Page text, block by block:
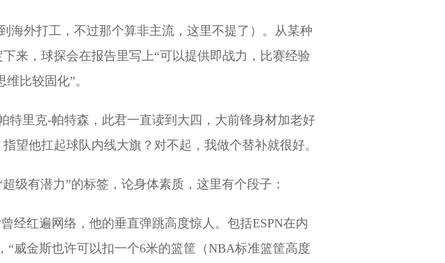
海外打工，不过那个算非主流，这里不提了）。从某种
来，球探会在报告里写上“可以提供即战力，比赛经验
比较固化”。
特里克-帕特森，此君一直读到大四，大前锋身材加老好
他扛起球队内线大旗？对不起，我做个替补就很好。
级有潜力”的标签，论身体素质，这里有个段子：
经红遍网络，他的垂直弹跳高度惊人。包括ESPN在内
威金斯也许可以扣一个6米的篮筐（NBA标准篮筐高度